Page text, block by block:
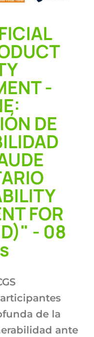
-
DE
FOR
- 08
de la
ante